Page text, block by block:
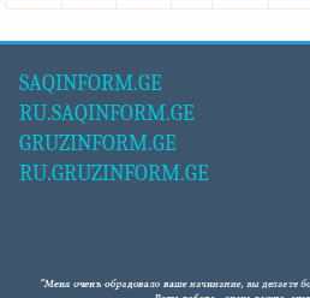
SAQINFORM.GE
RU.SAQINFORM.GE
GRUZINFORM.GE
RU.GRUZINFORM.GE